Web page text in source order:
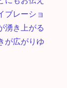
ブレーショ
湧き上がる
が広がりゆ